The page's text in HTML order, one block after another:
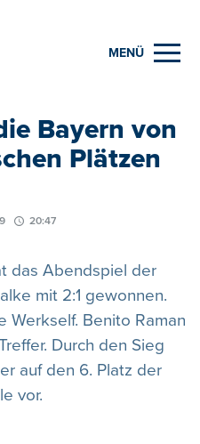
MENÜ
Bayern von
Plätzen
20:47
das Abendspiel der
mit 2:1 gewonnen.
Werkself. Benito Raman
Durch den Sieg
auf den 6. Platz der
vor.